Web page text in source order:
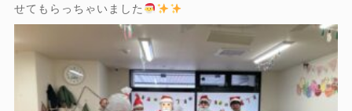
せてもらっちゃいました